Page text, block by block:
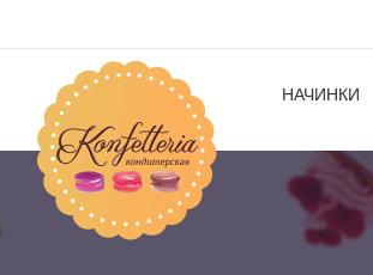
НАЧИНКИ